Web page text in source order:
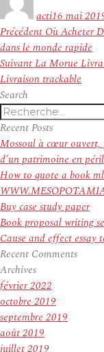
actile
16 mai
Navigation
de
l’article
Précédent Article
précédent :
Où Acheter
dans le monde rapide
SuivantArticle
suivant :
La Morue
Livraison trackable
Search
Recherche
pour
:
Recent Posts
Mossoul à cœur
d’un patrimoine en péril
How to quote a book
Buy case study paper
Book proposal writing
Cause and effect essay
Recent Comments
Archives
février 2022
octobre 2019
septembre 2019
août 2019
juillet 2019